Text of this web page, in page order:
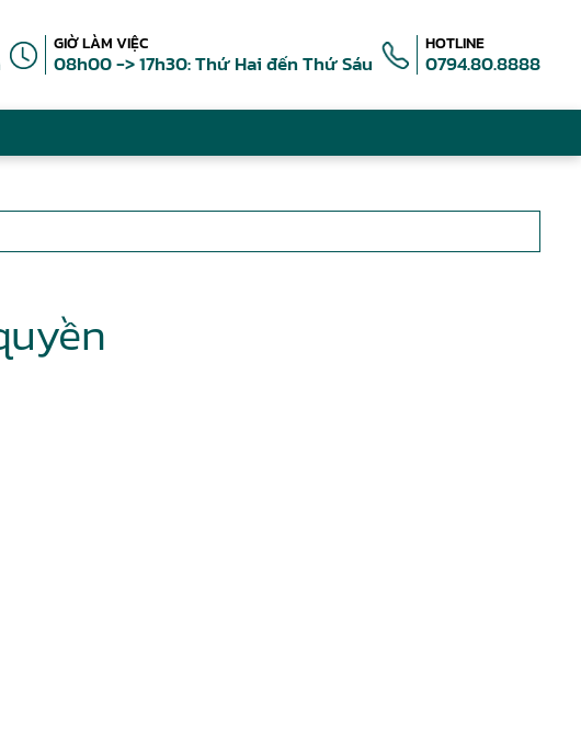
GIỜ LÀM VIỆC
08h00 -> 17h30: Thứ Hai đến Thứ Sáu
HOTLINE
0794.80.8888